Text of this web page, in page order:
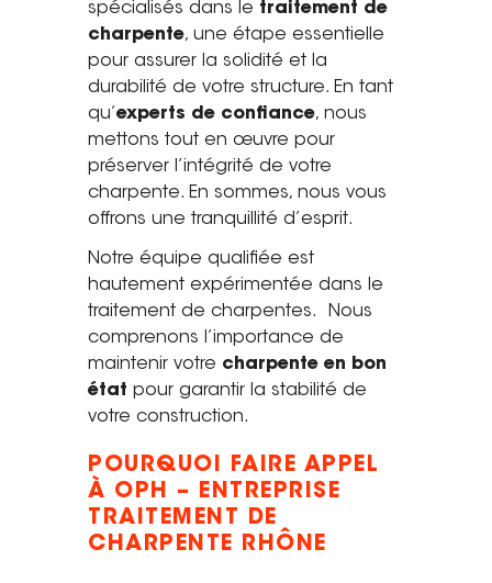
Saint-Étienne
Mâcon
La société
Nos réalisations
Plâtrier / Peintre
Charpentier / Couvreur
Syndic / Régie
Tel. 04 82 29 21 82
spécialisés dans le traitement de
charpente, une étape essentielle
pour assurer la solidité et la
durabilité de votre structure. En tant
qu’experts de confiance, nous
mettons tout en œuvre pour
préserver l’intégrité de votre
charpente. En sommes, nous vous
offrons une tranquillité d’esprit.
Notre équipe qualifiée est
hautement expérimentée dans le
traitement de charpentes. Nous
comprenons l’importance de
maintenir votre charpente en bon
état pour garantir la stabilité de
votre construction.
POURQUOI FAIRE APPEL
À OPH – ENTREPRISE
TRAITEMENT DE
CHARPENTE RHÔNE